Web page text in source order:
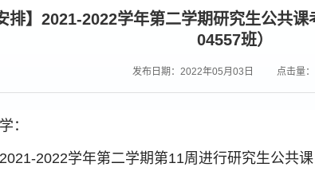
排】2021-2022学年第二学期研究生公共
04557班）
发布日期：2022年05月03日 点击量：
：
2022学年第二学期第11周进行研究生公共课